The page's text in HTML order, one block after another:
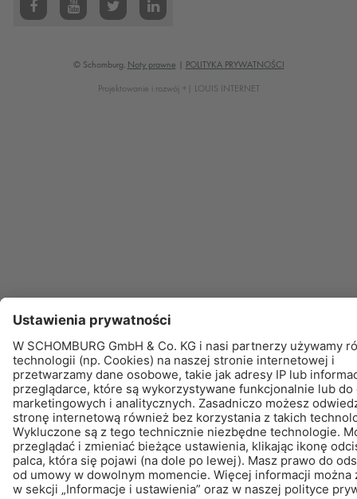
© Schomburg. Noty prawne POLITYKA PRYWATNOŚCI
Projektowanie i rozwój +| LOUIS INTERNET